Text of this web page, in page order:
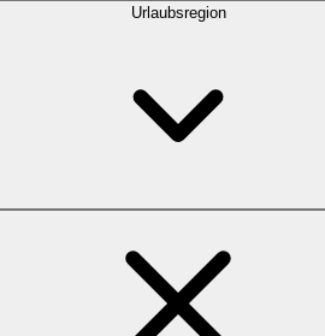
Urlaubsregion